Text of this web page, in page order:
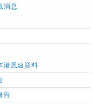
消息
港風速資料
告